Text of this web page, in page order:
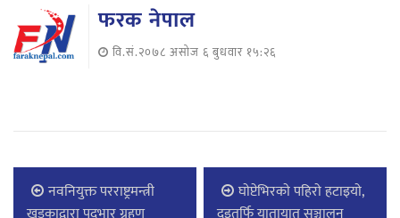
फरक नेपाल
वि.सं.२०७८ असोज ६ बुधवार १५:२६
नवनियुक्त परराष्ट्रमन्त्री
घाेप्टेभिरकाे पहिराे हटाइयाे,